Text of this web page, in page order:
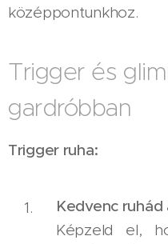
középpontunkhoz.
Trigger és
gardróbban
Trigger ruha:
Kedvenc ruhád
Képzeld el,